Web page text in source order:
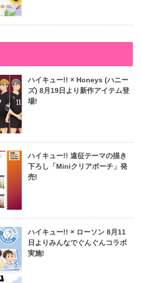
ハイキュー!! × Honeys (ハニー
ズ) 8月19日より新作アイテム登
場!
ハイキュー!! 遠征テーマの描き
下ろし「Miniクリアポーチ」発
売!
ハイキュー!! × ローソン 8月11
日よりみんなでぐんぐんコラボ
実施!